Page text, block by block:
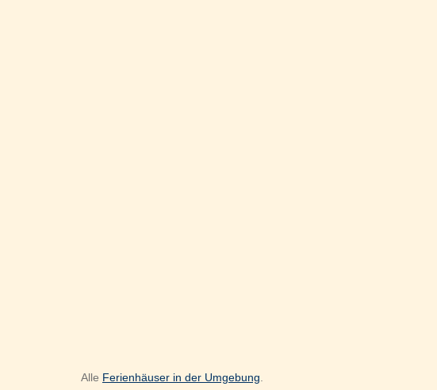
Alle Ferienhäuser in der Umgebung